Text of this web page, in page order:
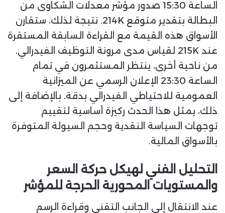
الساعة 15:30 صدور مؤشر معدلات الشكاوى من
البطالة بتقدير متوقع 214K. نتيجة لذلك، ستقارن
الأسواق هذه القيمة مع القراءة السابقة المستقرة
عند 215K لقياس مدى مرونة التوظيف الفيدرالي.
من ناحية أخرى، ينتظر المستثمرون في تمام
الساعة 23:30 الإعلان الرسمي عن الميزانية
العمومية للاحتياطي الفيدرالي بدقة. بالإضافة إلى
ذلك، يمثل هذا الحدث ركيزة أساسية لتقييم
توجهات السياسة النقدية وحجم السيولة المتوفرة
بالأسواق المالية.
التحليل الفني لهيكل حركة السعر
والمستويات المحورية الحرجة للمؤشر
عند الانتقال إلى الجانب التقني وقراءة الرسم